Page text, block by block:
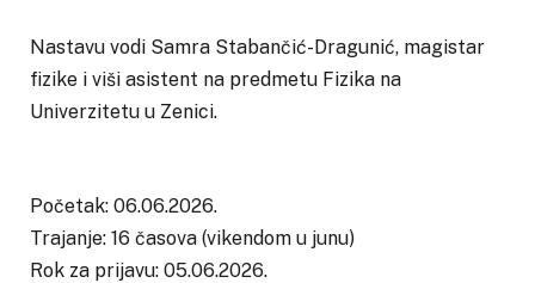
Nastavu vodi Samra Stabančić-Dragunić, magistar
fizike i viši asistent na predmetu Fizika na
Univerzitetu u Zenici.
Početak: 06.06.2026.
Trajanje: 16 časova (vikendom u junu)
Rok za prijavu: 05.06.2026.